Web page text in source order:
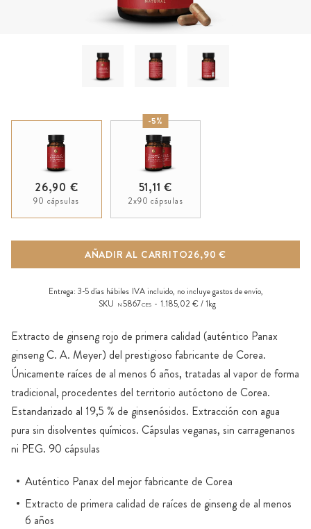
Extracto de ginseng rojo de primera calidad (auténtico Panax
ginseng C. A. Meyer) del prestigioso fabricante de Corea.
Únicamente raíces de al menos 6 años, tratadas al vapor de forma
tradicional, procedentes del territorio autóctono de Corea.
Estandarizado al 19,5 % de ginsenósidos. Extracción con agua
pura sin disolventes químicos. Cápsulas veganas, sin carragenanos
ni PEG. 90 cápsulas
Auténtico Panax del mejor fabricante de Corea
Extracto de primera calidad de raíces de ginseng de al menos
6 años
26,90 €
90 cápsulas
-5%
51,11 €
2x90 cápsulas
AÑADIR AL CARRITO26,90 €
Entrega: 3-5 días hábiles IVA incluido, no incluyegastos de envío,
SKU
N 5867CES 1.185,02 € / 1kg